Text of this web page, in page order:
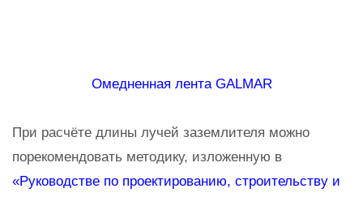
Омедненная лента GALMAR
При расчёте длины лучей заземлителя можно
порекомендовать методику, изложенную в
«Руководстве по проектированию, строительству и